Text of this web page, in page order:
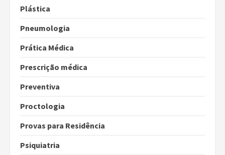
Plástica
Pneumologia
Prática Médica
Prescrição médica
Preventiva
Proctologia
Provas para Residência
Psiquiatria